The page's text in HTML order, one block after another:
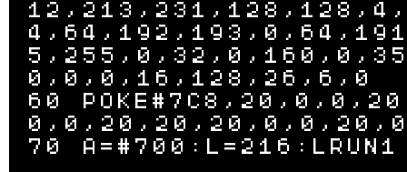
0,0,0,16,128,26,6,0
60
70 A=#700:L=216:LRUN1